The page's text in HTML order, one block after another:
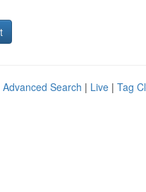
Advanced Search | Live | Tag